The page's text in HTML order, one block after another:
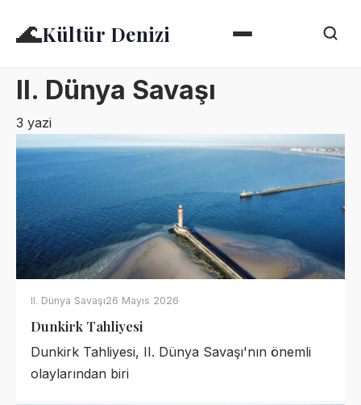
🌊Kültür Denizi
II. Dünya Savaşı
3 yazi
II. Dünya Savaşı26 Mayıs 2026
Dunkirk Tahliyesi
Dunkirk Tahliyesi, II. Dünya Savaşı'nın önemli
olaylarından biri